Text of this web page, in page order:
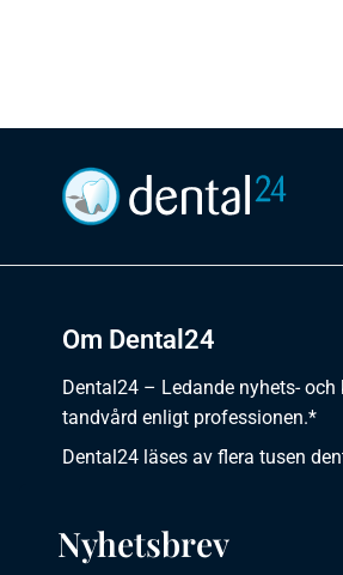
Om Dental24
Dental24 – Ledande nyhets-
tandvård enligt professionen.*
Dental24 läses av flera tusen
Dental24 erbjuder
plats för nyheter, kunskap,
utbildningar, artiklar,
Nyhetsbrev